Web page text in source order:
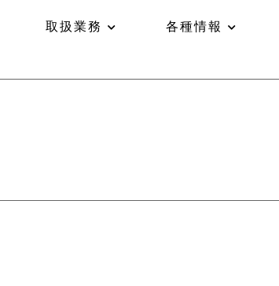
取扱業務 各種情報